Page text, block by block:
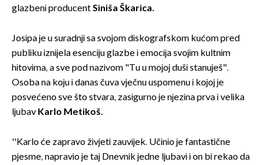
glazbeni producentSiniša Škarica.
Josipa je u suradnji sa svojom diskografskom kućom pred
publiku iznijela esenciju glazbe i emocija svojim kultnim
hitovima, a sve pod nazivom "Tu u mojoj duši stanuješ".
Osoba na koju i danas čuva vječnu uspomenu i kojoj je
posvećeno sve što stvara, zasigurno je njezina prva i velika
ljubav Karlo Metikoš.
''Karlo će zapravo živjeti zauvijek. Učinio je fantastične
pjesme, napravio je taj Dnevnik jedne ljubavi i on bi rekao da